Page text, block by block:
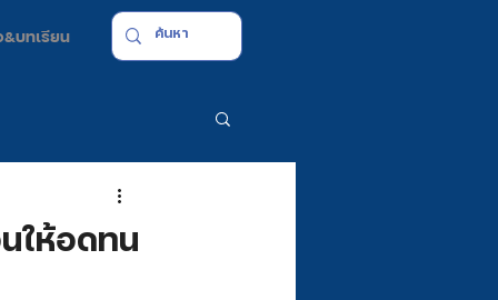
บทเรียน
ให้อดทน